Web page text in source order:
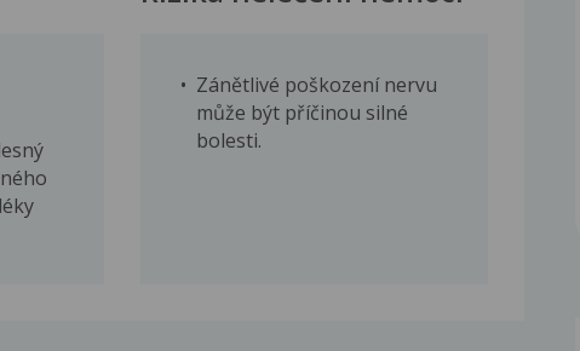
Zánětlivé poškození nervu
může být příčinou silné
bolesti.